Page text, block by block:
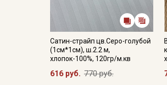
Сатин-страйп цв.Серо-голубой
(1см*1см), ш.2.2 м,
хлопок-100%, 120гр/м.кв
616 руб. 770 руб.